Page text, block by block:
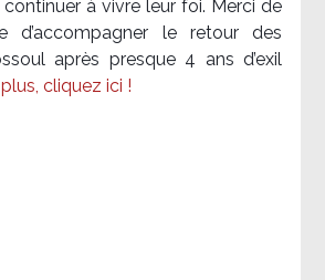
à vivre leur foi. Merci de
d’accompagner le retour des
après presque 4 ans d’exil
cliquez ici !